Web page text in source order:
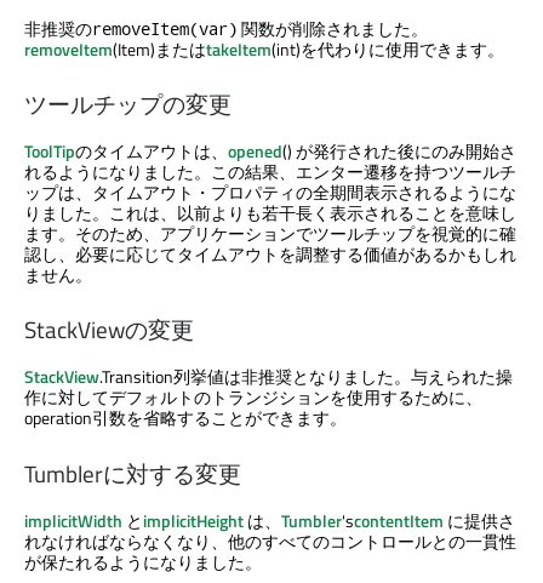
非推奨のremoveItem(var) 関数が削除されました。
removeItem(Item)またはtakeItem(int)を代わりに使用できます。
ツールチップの変更
ToolTipのタイムアウトは、 opened() が発行された後にのみ開始さ
れるようになりました。この結果、エンター遷移を持つツールチ
ップは、タイムアウト・プロパティの全期間表示されるようにな
りました。これは、以前よりも若干長く表示されることを意味し
ます。そのため、アプリケーションでツールチップを視覚的に確
認し、必要に応じてタイムアウトを調整する価値があるかもしれ
ません。
StackViewの変更
StackView.Transition列挙値は非推奨となりました。与えられた操
作に対してデフォルトのトランジションを使用するために、
operation引数を省略することができます。
Tumblerに対する変更
implicitWidth とimplicitHeightは、 Tumbler'scontentItem に提供さ
れなければならなくなり、他のすべてのコントロールとの一貫性
が保たれるようになりました。